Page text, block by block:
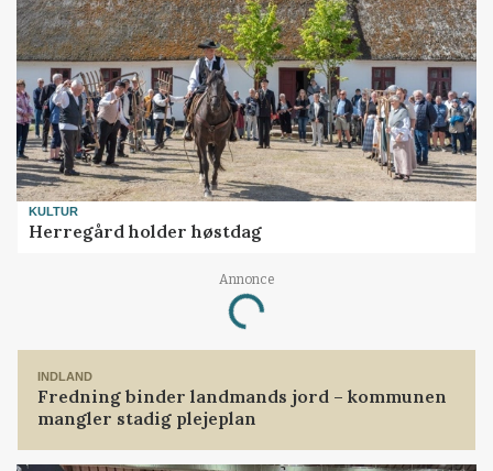
KULTUR
Herregård holder høstdag
Annonce
Loading...
INDLAND
Fredning binder landmands jord – kommunen
mangler stadig plejeplan